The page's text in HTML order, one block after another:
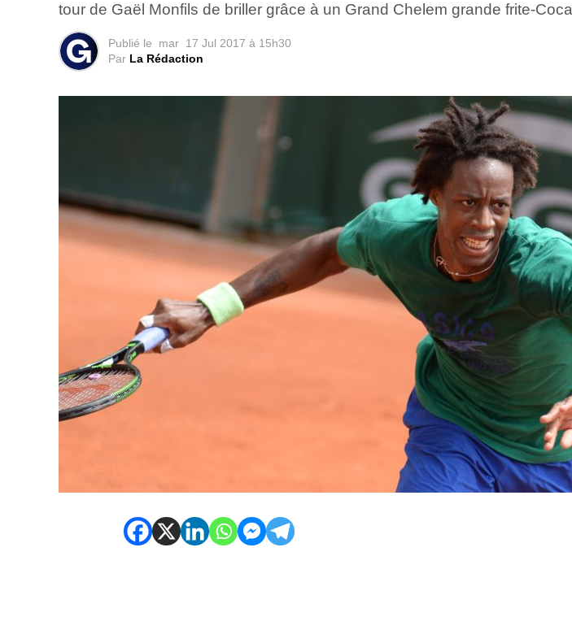
tour de Gaël Monfils de briller grâce à un Grand Chelem grande frite-
Publié le mar 17 Jul 2017 à 15h30
Par La Rédaction